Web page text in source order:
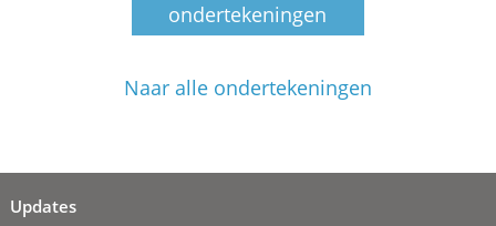
ondertekeningen
Naar alle ondertekeningen
Updates